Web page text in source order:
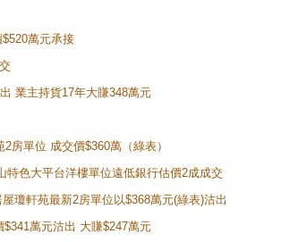
萬元承接
業主持貨17年大賺348萬元
房單位 成交價$360萬（綠表）
特色大平台洋樓單位遠低銀行估價2成成交
瓊軒苑最新2房單位以$368萬元(綠表)沽出
萬元沽出 大賺$247萬元